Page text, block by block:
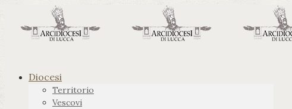
Diocesi
Territorio
Vescovi